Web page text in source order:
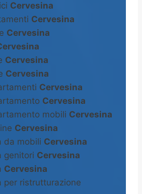
Cervesina
Cervesina
Cervesina
Cervesina
Cervesina
Cervesina
Cervesina
mobili Cervesina
Cervesina
da mobili Cervesina
genitori Cervesina
Cervesina
per ristrutturazione